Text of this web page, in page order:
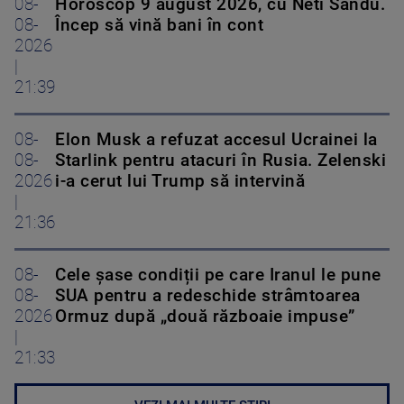
08-
08-
2026
21:39
Horoscop 9 august 2026, cu Neti Sandu.
Încep să vină bani în cont
08-
08-
2026
21:36
Elon Musk a refuzat accesul Ucrainei la
Starlink pentru atacuri în Rusia. Zelenski
i-a cerut lui Trump să intervină
08-
08-
2026
21:33
Cele șase condiții pe care Iranul le pune
SUA pentru a redeschide strâmtoarea
Ormuz după „două războaie impuse”